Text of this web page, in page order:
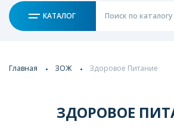
КАТАЛОГ
Главная ЗОЖ Здоровое Питание
ЗДОРОВОЕ